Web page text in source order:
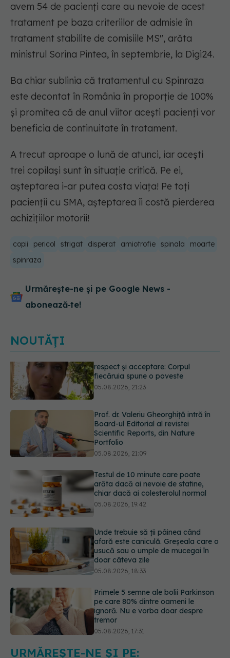
avem 54 de pacienţi care au nevoie de acest
tratament pe baza criteriilor de admisie în
tratament stabilite de comisiile MS", arăta
ministrul Sorina Pintea, în septembrie, la Digi24.
Ba chiar sublinia că tratamentul cu Spinraza
este decontat în România în proporţie de 100%
și promitea că de anul viitor aceşti pacienţi vor
beneficia de continuitate în tratament.
A trecut aproape o lună de atunci, iar acești
trei copilași sunt în situație critică. Pe ei,
așteptarea i-ar putea costa viața! Pe toți
pacienții cu SMA, așteptarea îi costă pierderea
achizițiilor motorii!
copii pericol strigat disperat amiotrofie spinala
moarte
spinraza
Urmărește-ne și pe Google News -
abonează‑te!
NOUTĂȚI
Prof. dr. Valeriu Gheorghiță intră în
Board-ul Editorial al revistei
05.08.2026, 21:09
Testul de 10 minute care poate
arăta dacă ai nevoie de statine,
chiar dacă ai colesterolul normal
Unde trebuie să ții pâinea când
afară este caniculă. Greșeala care o
05.08.2026, 18:33
Primele 5 semne ale bolii Parkinson
pe care 80% dintre oameni le
ignoră. Nu e vorba doar despre
05.08.2026, 17:31
Gabriela Cristea, manifest pentru
respect și acceptare: Corpul
fiecăruia spune o poveste
URMĂREȘTE-NE ȘI PE: